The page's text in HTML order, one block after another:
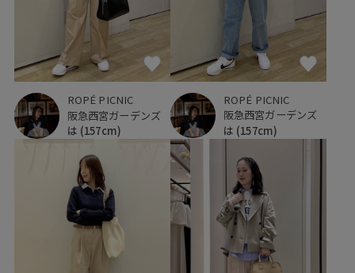
ROPÉ PICNIC
阪急西宮ガーデンズ
は (157cm)
ROPÉ PICNIC
阪急西宮ガーデンズ
は (157cm)